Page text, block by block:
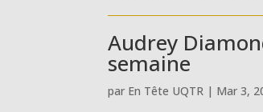
Audrey
semaine
par En Tête UQTR | Mar 3,